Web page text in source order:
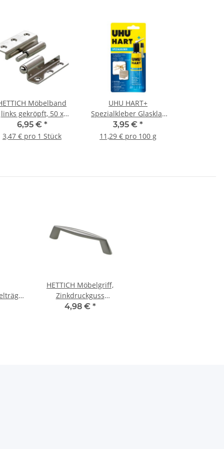
Möbelband
links gekröpft, 50 x
40mm, vernickelt, 2
Stück
6,95 € *
3,47 € pro 1 Stück
UHU HART+
Spezialkleber Glasklar
Tube, 35 g
3,95 € *
11,29 € pro 100 g
HETTICH Möbelgriff,
Zinkdruckguss
vernickelt, BA 96mm
4,98 € *